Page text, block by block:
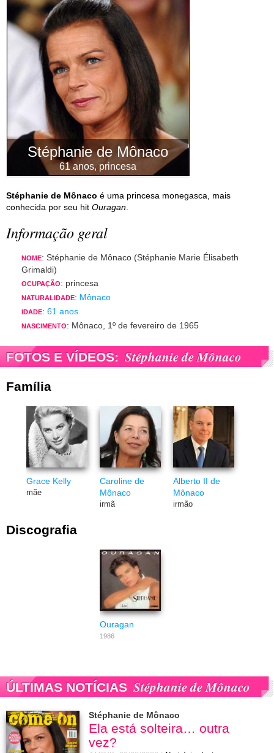
Stéphanie de Mônaco
61 anos, princesa
Stéphanie de Mônaco é uma princesa monegasca, mais
conhecida por seu hit Ouragan
Informação geral
NOME: Stéphanie de Mônaco (Stéphanie Marie Élisabeth
Grimaldi)
OCUPAÇÃO: princesa
NATURALIDADE: Mônaco
IDADE: 61 anos
NASCIMENTO: Mônaco, 1º de fevereiro de 1965
FOTOS E VÍDEOS: Stéphanie de Mônaco
Família
Grace Kelly
mãe
Caroline de
Mônaco
irmã
Alberto II de
Mônaco
irmão
Discografia
Ouragan
1986
ÚLTIMAS NOTÍCIAS Stéphanie de Mônaco
Stéphanie de Mônaco
Ela está solteira… outra
vez?